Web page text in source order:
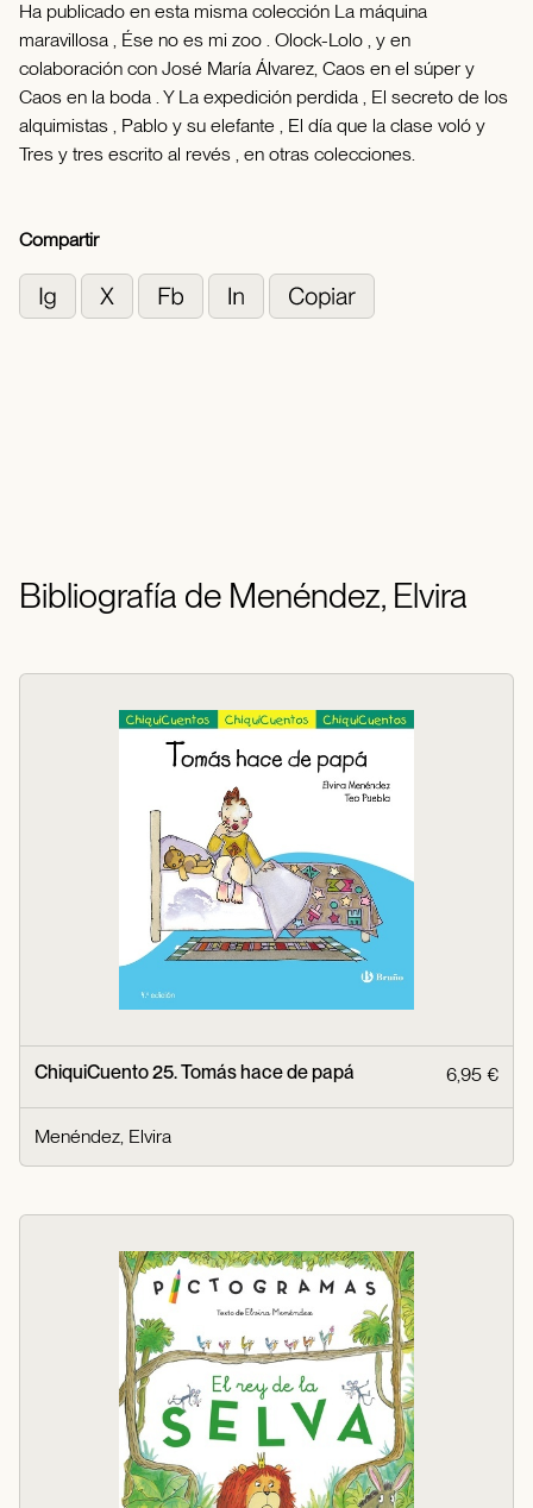
Ha publicado en esta misma colección La máquina
maravillosa , Ése no es mi zoo . Olock-Lolo , y en
colaboración con José María Álvarez, Caos en el súper y
Caos en la boda . Y La expedición perdida , El secreto de los
alquimistas , Pablo y su elefante , El día que la clase voló y
Tres y tres escrito al revés , en otras colecciones.
Compartir
Bibliografía de Menéndez, Elvira
ChiquiCuento 25. Tomás hace de papá 6,95 €
Menéndez, Elvira